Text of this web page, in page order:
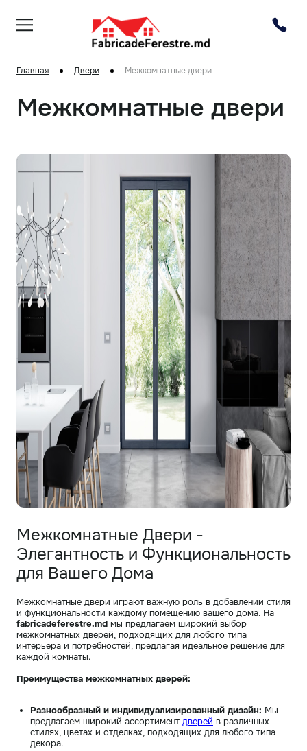
Главная Двери Межкомнатные двери
Межкомнатные двери
Межкомнатные Двери -
Элегантность и Функциональность
для Вашего Дома
Межкомнатные двери играют важную роль в добавлении стиля
и функциональности каждому помещению вашего дома. На
fabricadeferestre.md мы предлагаем широкий выбор
межкомнатных дверей, подходящих для любого типа
интерьера и потребностей, предлагая идеальное решение для
каждой комнаты.
Преимущества межкомнатных дверей:
Разнообразный и индивидуализированный дизайн: Мы
предлагаем широкий ассортимент дверей в различных
стилях, цветах и отделках, подходящих для любого типа
декора.